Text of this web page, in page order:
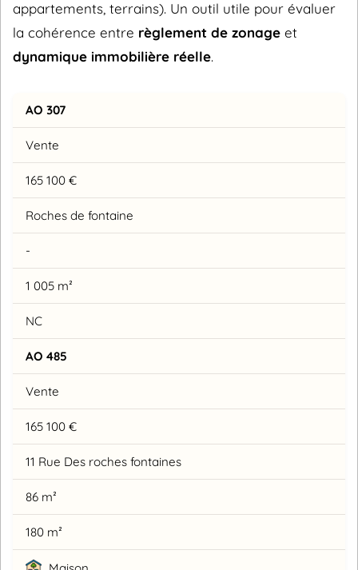
appartements, terrains). Un outil utile pour évaluer
la cohérence entre règlement de zonage et
dynamique immobilière réelle.
AO 307
Vente
165 100 €
Roches de fontaine
-
1 005 m²
NC
AO 485
Vente
165 100 €
11 Rue Des roches fontaines
86 m²
180 m²